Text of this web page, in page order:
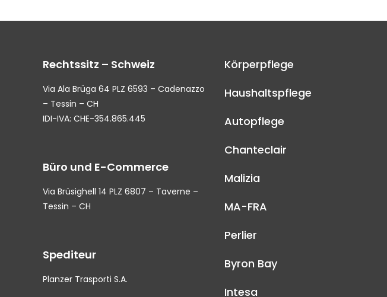
Rechtssitz – Schweiz
Via Ala Brüga 64 PLZ 6593 – Cadenazzo
– Tessin – CH
IDI-IVA: CHE-354.865.445
Büro und E-Commerce
Via Brüsighell 14 PLZ 6807 – Taverne –
Tessin – CH
Spediteur
Planzer Trasporti S.A.
Körperpflege
Haushaltspflege
Autopflege
Chanteclair
Malizia
MA-FRA
Perlier
Byron Bay
Intesa